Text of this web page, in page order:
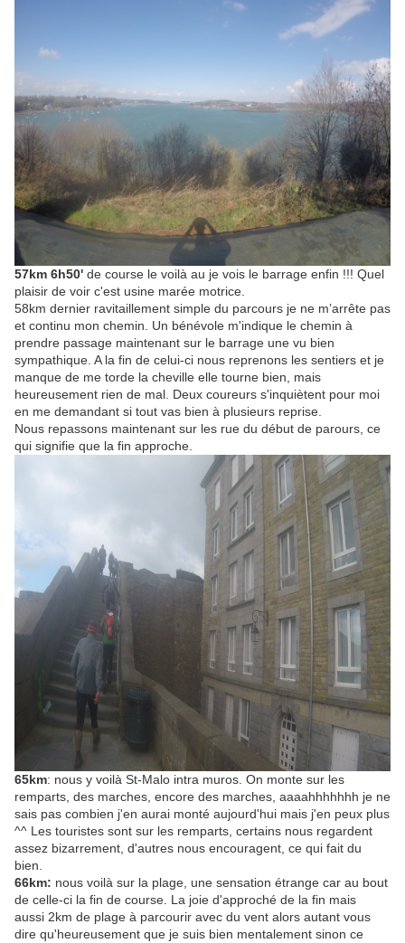
57km 6h50' de course le voilà au je vois le barrage enfin !!! Quel
plaisir de voir c'est usine marée motrice.
58km dernier ravitaillement simple du parcours je ne m’arrête pas
et continu mon chemin. Un bénévole m'indique le chemin à
prendre passage maintenant sur le barrage une vu bien
sympathique. A la fin de celui-ci nous reprenons les sentiers et je
manque de me torde la cheville elle tourne bien, mais
heureusement rien de mal. Deux coureurs s'inquiètent pour moi
en me demandant si tout vas bien à plusieurs reprise.
Nous repassons maintenant sur les rue du début de parours, ce
qui signifie que la fin approche.
65km: nous y voilà St-Malo intra muros. On monte sur les
remparts, des marches, encore des marches, aaaahhhhhhh je ne
sais pas combien j'en aurai monté aujourd'hui mais j'en peux plus
^^ Les touristes sont sur les remparts, certains nous regardent
assez bizarrement, d'autres nous encouragent, ce qui fait du
bien.
66km: nous voilà sur la plage, une sensation étrange car au bout
de celle-ci la fin de course. La joie d'approché de la fin mais
aussi 2km de plage à parcourir avec du vent alors autant vous
dire qu'heureusement que je suis bien mentalement sinon ce